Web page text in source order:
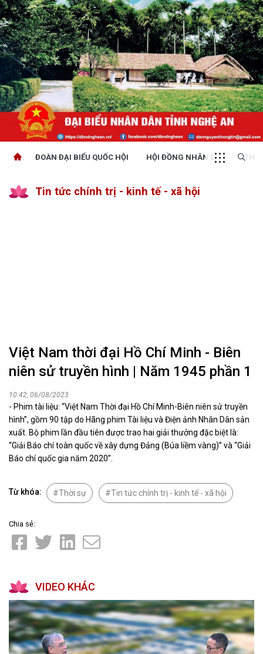
ĐOÀN ĐẠI BIỂU QUỐC HỘI HỘI ĐỒNG NHÂN DÂN
Tin tức chính trị - kinh tế - xã hội
Việt Nam thời đại Hồ Chí Minh - Biên
niên sử truyền hình | Năm 1945 phần 1
10:42, 06/08/2023
- Phim tài liệu: “Việt Nam Thời đại Hồ Chí Minh-Biên niên sử truyền
hình”, gồm 90 tập do Hãng phim Tài liệu và Điện ảnh Nhân Dân sản
xuất. Bộ phim lần đầu tiên được trao hai giải thưởng đặc biệt là:
“Giải Báo chí toàn quốc về xây dựng Đảng (Búa liềm vàng)” và “Giải
Báo chí quốc gia năm 2020”.
Từ khóa: Thời sự Tin tức chính trị - kinh tế - xã hội
Chia sẻ:
VIDEO KHÁC